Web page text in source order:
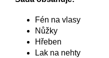
Fén na vlasy
Nůžky
Hřeben
Lak na nehty